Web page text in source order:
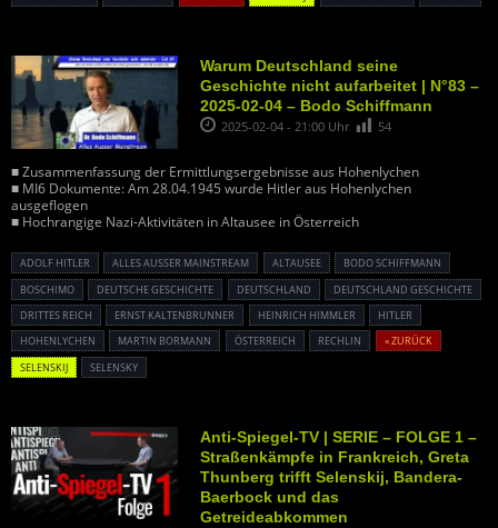
Warum Deutschland seine
Geschichte nicht aufarbeitet | N°83 –
2025-02-04 – Bodo Schiffmann
2025-02-04 - 21:00 Uhr 54
■ Zusammenfassung der Ermittlungsergebnisse aus Hohenlychen
■ MI6 Dokumente: Am 28.04.1945 wurde Hitler aus Hohenlychen
ausgeflogen
■ Hochrangige Nazi-Aktivitäten in Altausee in Österreich
ADOLF HITLER ALLES AUSSER MAINSTREAM ALTAUSEE
BODO SCHIFFMANN
BOSCHIMO
DEUTSCHE GESCHICHTE DEUTSCHLAND
DEUTSCHLAND GESCHICHTE
DRITTES REICH
ERNST KALTENBRUNNER HEINRICH HIMMLER
HITLER
HOHENLYCHEN
MARTIN BORMANN ÖSTERREICH RECHLIN
« ZURÜCK
SELENSKIJ
SELENSKY
Anti-Spiegel-TV | SERIE – FOLGE 1 –
Straßenkämpfe in Frankreich, Greta
Thunberg trifft Selenskij, Bandera-
Baerbock und das
Getreideabkommen